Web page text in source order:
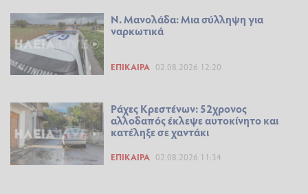
Ν. Μανολάδα: Μια σύλληψη για
ναρκωτικά
ΕΠΊΚΑΙΡΑ 02.08.2026 12:20
Ράχες Κρεστένων: 52χρονος
αλλοδαπός έκλεψε αυτοκίνητο και
κατέληξε σε χαντάκι
ΕΠΊΚΑΙΡΑ 02.08.2026 11:34